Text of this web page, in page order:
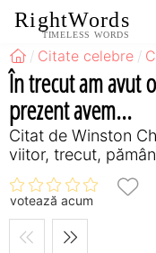
RightWords
TIMELESS WORDS
Citate celebre
În trecut am avut
prezent avem...
Citat de Winston
viitor, trecut,
votează acum